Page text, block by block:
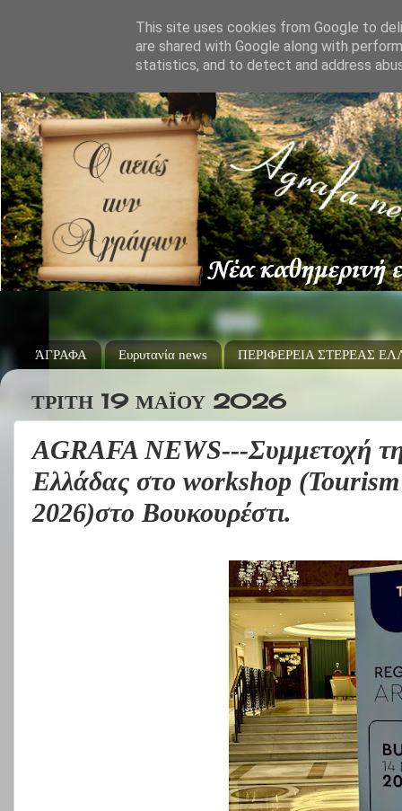
ΆΓΡΑΦΑ Ευρυτανία news ΠΕΡΙΦΕΡΕΙΑ ΣΤΕΡΕΑΣ
ΤΡΊΤΗ 19 ΜΑΪ́ΟΥ 2026
AGRAFA NEWS---Συμμετοχή
Ελλάδας στο workshop
2026)στο Βουκουρέστι.
This site uses cookies from Google to
are shared with Google along with
statistics, and to detect and address